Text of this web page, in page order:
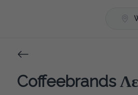
Coffeebrands